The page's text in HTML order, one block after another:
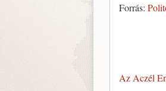
Forrás:
Az Aczél